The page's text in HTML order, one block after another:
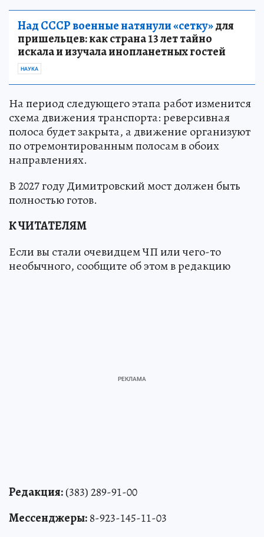
Над СССР военные натянули «сетку»для
пришельцев: как страна 13 лет тайно
искала и изучала инопланетных гостей
НАУКА
На период следующего этапа работ изменится
схема движения транспорта: реверсивная
полоса будет закрыта, а движение организуют
по отремонтированным полосам в обоих
направлениях.
В 2027 году Димитровский мост должен быть
полностью готов.
К ЧИТАТЕЛЯМ
Если вы стали очевидцем ЧП или чего-то
необычного, сообщите об этом в редакцию
Редакция:(383) 289-91-00
Мессенджеры:8-923-145-11-03